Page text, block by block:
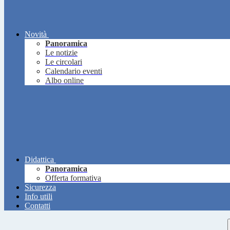
Novità
Panoramica
Le notizie
Le circolari
Calendario eventi
Albo online
Didattica
Panoramica
Offerta formativa
Sicurezza
Info utili
Contatti